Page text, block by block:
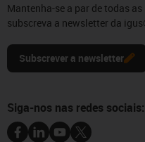
Mantenha-se a par de todas
subscreva a newsletter da
Subscrever a newsletter
Siga-nos nas redes sociais: